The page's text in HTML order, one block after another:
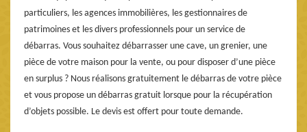
particuliers, les agences immobilières, les gestionnaires de
patrimoines et les divers professionnels pour un service de
débarras. Vous souhaitez débarrasser une cave, un grenier, une
pièce de votre maison pour la vente, ou pour disposer d’une pièce
en surplus ? Nous réalisons gratuitement le débarras de votre pièce
et vous propose un débarras gratuit lorsque pour la récupération
d’objets possible. Le devis est offert pour toute demande.